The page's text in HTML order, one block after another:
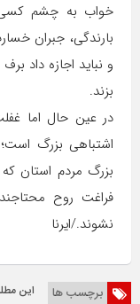
خواب به چشم‌ کسی
بارندگی، جبران
و نباید اجازه داد
بزند.
در عین حال اما
اشتباهی بزرگ
بزرگ مردم استان
فراغت روح
نشوند./ایرنا
برچسب ها این